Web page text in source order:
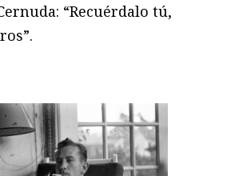
“Recuérdalo tú,